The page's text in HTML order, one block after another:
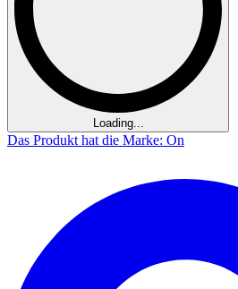
Loading...
Das Produkt hat die Marke: On